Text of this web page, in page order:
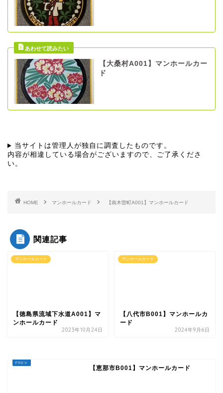
【大桑村A001】マンホールカー
ド
当サイトは管理人が独自に調査したものです。
内容が相違している場合がございますので、ご了承くださ
い。
HOME マンホールカード 【南木曽町A001】マンホールカード
関連記事
マンホールカード
【徳島県流域下水道A001】マ
ンホールカード
2023年10月24日
マンホールカード
【八代市B001】マンホールカ
ード
2024年9月6日
【恵那市B001】マンホールカード